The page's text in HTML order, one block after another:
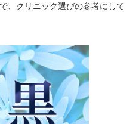
、クリニック選びの参考にして